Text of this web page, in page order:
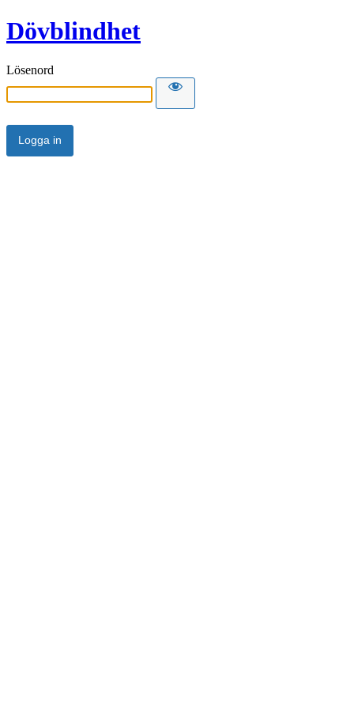
Dövblindhet
Lösenord